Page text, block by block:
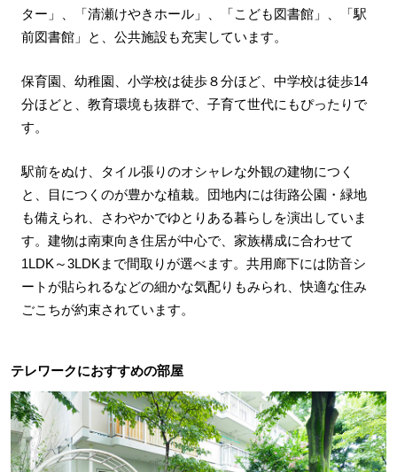
ター」、「清瀬けやきホール」、「こども図書館」、「駅
前図書館」と、公共施設も充実しています。
保育園、幼稚園、小学校は徒歩８分ほど、中学校は徒歩14
分ほどと、教育環境も抜群で、子育て世代にもぴったりで
す。
駅前をぬけ、タイル張りのオシャレな外観の建物につく
と、目につくのが豊かな植栽。団地内には街路公園・緑地
も備えられ、さわやかでゆとりある暮らしを演出していま
す。建物は南東向き住居が中心で、家族構成に合わせて
1LDK～3LDKまで間取りが選べます。共用廊下には防音シ
ートが貼られるなどの細かな気配りもみられ、快適な住み
ごこちが約束されています。
テレワークにおすすめの部屋